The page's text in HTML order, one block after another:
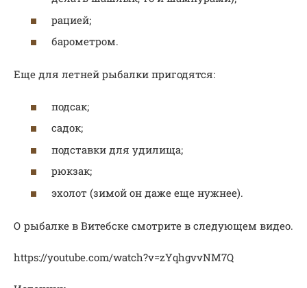
рацией;
барометром.
Еще для летней рыбалки пригодятся:
подсак;
садок;
подставки для удилища;
рюкзак;
эхолот (зимой он даже еще нужнее).
О рыбалке в Витебске смотрите в следующем видео.
https://youtube.com/watch?v=zYqhgvvNM7Q